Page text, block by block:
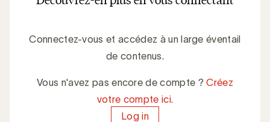
Connectez-vous et accédez à un large éventail
de contenus.
Vous n'avez pas encore de compte ?Créez
votre compte ici.
Log in